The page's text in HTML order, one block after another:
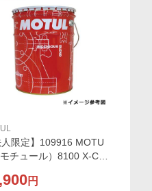
人限定】109916 MOTU
チュール）8100 X-CE
ソリン／ディーゼルエ
円